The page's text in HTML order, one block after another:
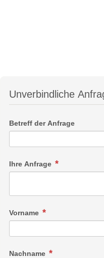
Unverbindliche
Betreff der Anfrage
Ihre Anfrage
Vorname
Nachname